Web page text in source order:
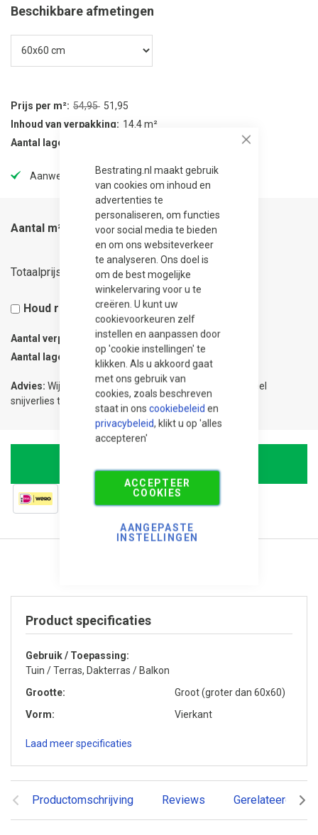
Bestrating.nl maakt gebruik
van cookies om inhoud en
advertenties te
personaliseren, om functies
voor social media te bieden
en om ons websiteverkeer
te analyseren. Ons doel is
om de best mogelijke
winkelervaring voor u te
creëren. U kunt uw
cookievoorkeuren zelf
instellen en aanpassen door
op 'cookie instellingen' te
klikken. Als u akkoord gaat
met ons gebruik van
cookies, zoals beschreven
staat in ons cookiebeleid en
privacybeleid, klikt u op 'alles
accepteren'
ACCEPTEER
COOKIES
AANGEPASTE
INSTELLINGEN
Beschikbare afmetingen
Prijs per m² 54,95 51,95
Inhoud van verpakking
14.4 m²
Aantal lagen per verpakking
Aanwezig in onze showtuin
Aantal m²
Totaalprijs 18,70
Houd rekening met 5% snijverlies
Aantal verpakkingen 0.03
Aantal lagen
Advies: Wij adviseren 5% meer te bestellen om eventueel
snijverlies te compenseren.
Productomschrijving Reviews Gerelateerde
Product specificaties
Gebruik / Toepassing
Tuin / Terras, Dakterras / Balkon
Grootte
Groot (groter dan 60x60)
Vorm
Vierkant
Laad meer specificaties